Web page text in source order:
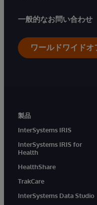
一般的なお問い合わせ
ワールドワイドオ
製品
InterSystems IRIS
InterSystems IRIS for
Health
HealthShare
TrakCare
InterSystems Data Studio